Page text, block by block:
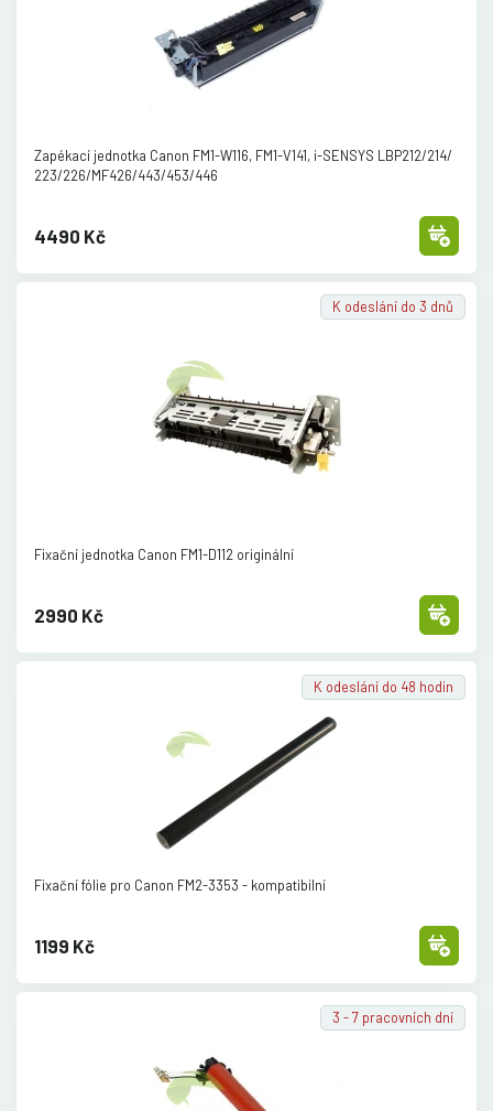
Zapékací jednotka Canon FM1-W116, FM1-V141, i-SENSYS LBP212/214/
223/226/MF426/443/453/446
4490 Kč
K odeslání do 3 dnů
Fixační jednotka Canon FM1-D112 originální
2990 Kč
K odeslání do 48 hodin
Fixační fólie pro Canon FM2-3353 - kompatibilní
1199 Kč
3 - 7 pracovních dní